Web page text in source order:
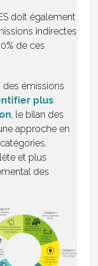
doit également
indirectes
de ces
des émissions
plus
, le bilan des
approche en
et plus
des